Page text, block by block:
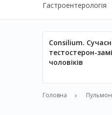
Гастроентерологія
Consilium.
тестостерон-
чоловіків
Головна